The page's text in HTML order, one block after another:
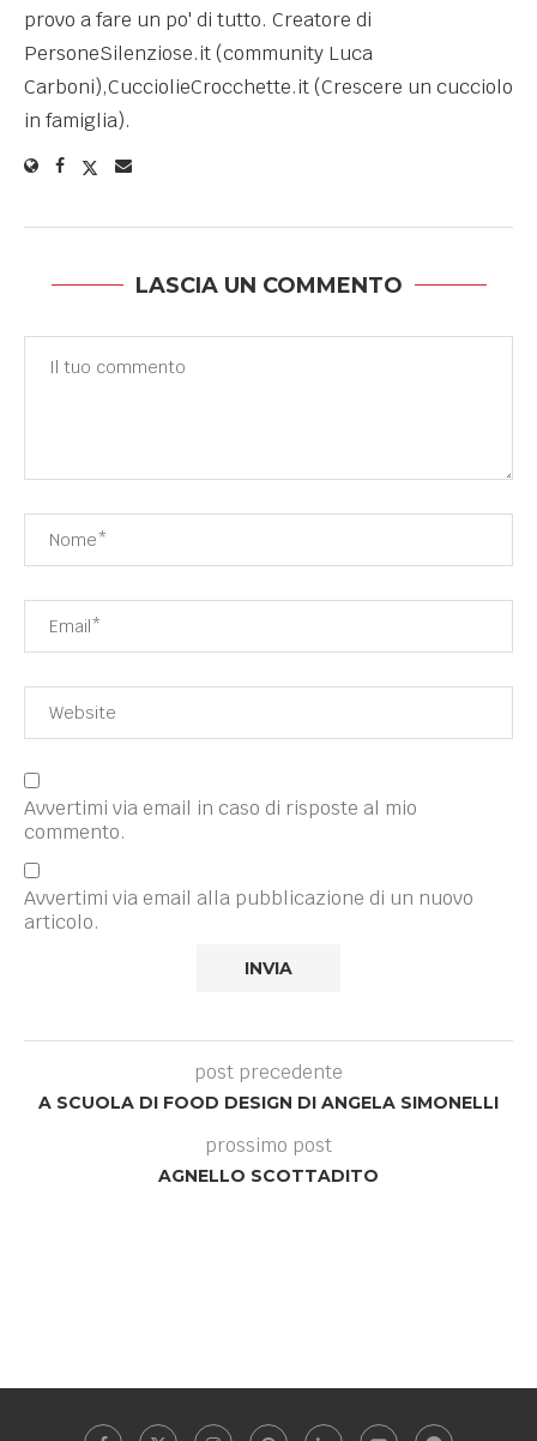
provo a fare un po' di tutto. Creatore di
PersoneSilenziose.it (community Luca
Carboni),CucciolieCrocchette.it (Crescere un cucciolo
in famiglia).
LASCIA UN COMMENTO
Avvertimi via email in caso di risposte al mio
commento.
Avvertimi via email alla pubblicazione di un nuovo
articolo.
post precedente
A SCUOLA DI FOOD DESIGN DI ANGELA SIMONELLI
prossimo post
AGNELLO SCOTTADITO